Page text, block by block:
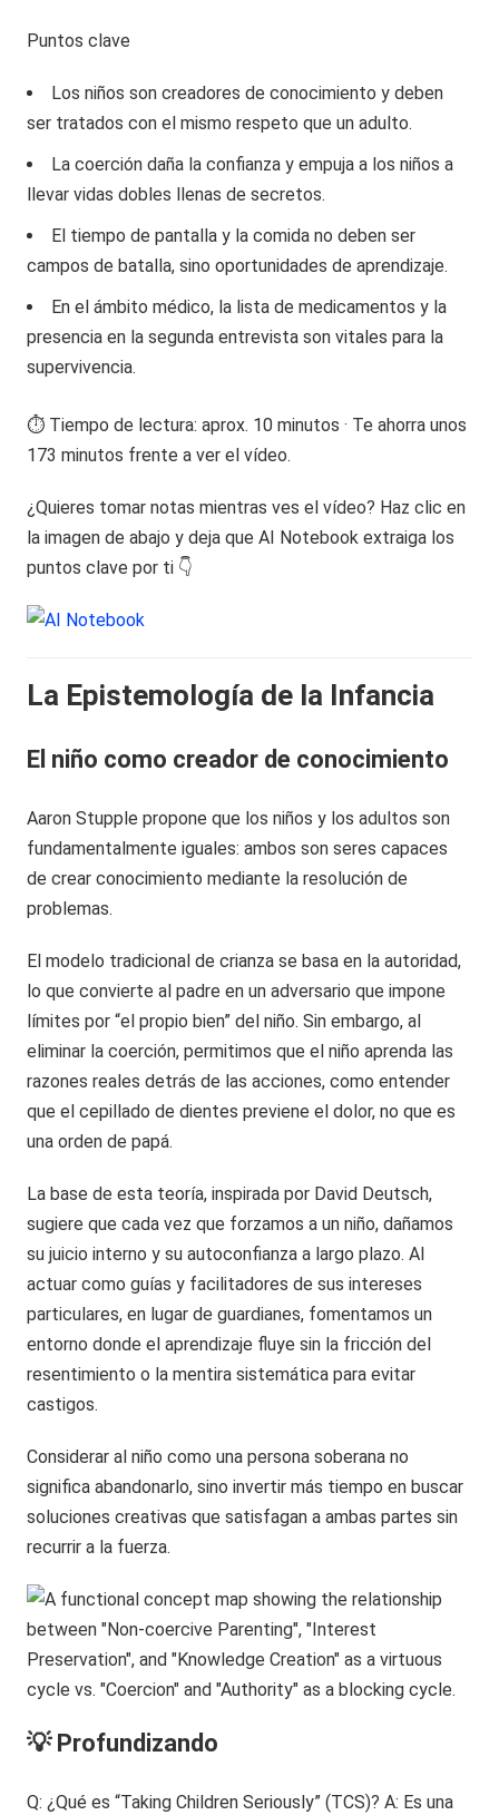
Puntos clave
Los niños son creadores de conocimiento y deben
ser tratados con el mismo respeto que un adulto.
La coerción daña la confianza y empuja a los niños a
llevar vidas dobles llenas de secretos.
El tiempo de pantalla y la comida no deben ser
campos de batalla, sino oportunidades de aprendizaje.
En el ámbito médico, la lista de medicamentos y la
presencia en la segunda entrevista son vitales para la
supervivencia.
⏱️ Tiempo de lectura: aprox. 10 minutos · Te ahorra unos
173 minutos frente a ver el vídeo.
¿Quieres tomar notas mientras ves el vídeo? Haz clic en
la imagen de abajo y deja que AI Notebook extraiga los
puntos clave por ti 👇
La Epistemología de la Infancia
El niño como creador de conocimiento
Aaron Stupple propone que los niños y los adultos son
fundamentalmente iguales: ambos son seres capaces
de crear conocimiento mediante la resolución de
problemas.
El modelo tradicional de crianza se basa en la autoridad,
lo que convierte al padre en un adversario que impone
límites por “el propio bien” del niño. Sin embargo, al
eliminar la coerción, permitimos que el niño aprenda las
razones reales detrás de las acciones, como entender
que el cepillado de dientes previene el dolor, no que es
una orden de papá.
La base de esta teoría, inspirada por David Deutsch,
sugiere que cada vez que forzamos a un niño, dañamos
su juicio interno y su autoconfianza a largo plazo. Al
actuar como guías y facilitadores de sus intereses
particulares, en lugar de guardianes, fomentamos un
entorno donde el aprendizaje fluye sin la fricción del
resentimiento o la mentira sistemática para evitar
castigos.
Considerar al niño como una persona soberana no
significa abandonarlo, sino invertir más tiempo en buscar
soluciones creativas que satisfagan a ambas partes sin
recurrir a la fuerza.
💡 Profundizando
Q: ¿Qué es “Taking Children Seriously” (TCS)? A: Es una